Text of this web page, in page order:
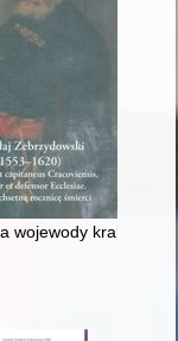
wprowadzenie
wojewody